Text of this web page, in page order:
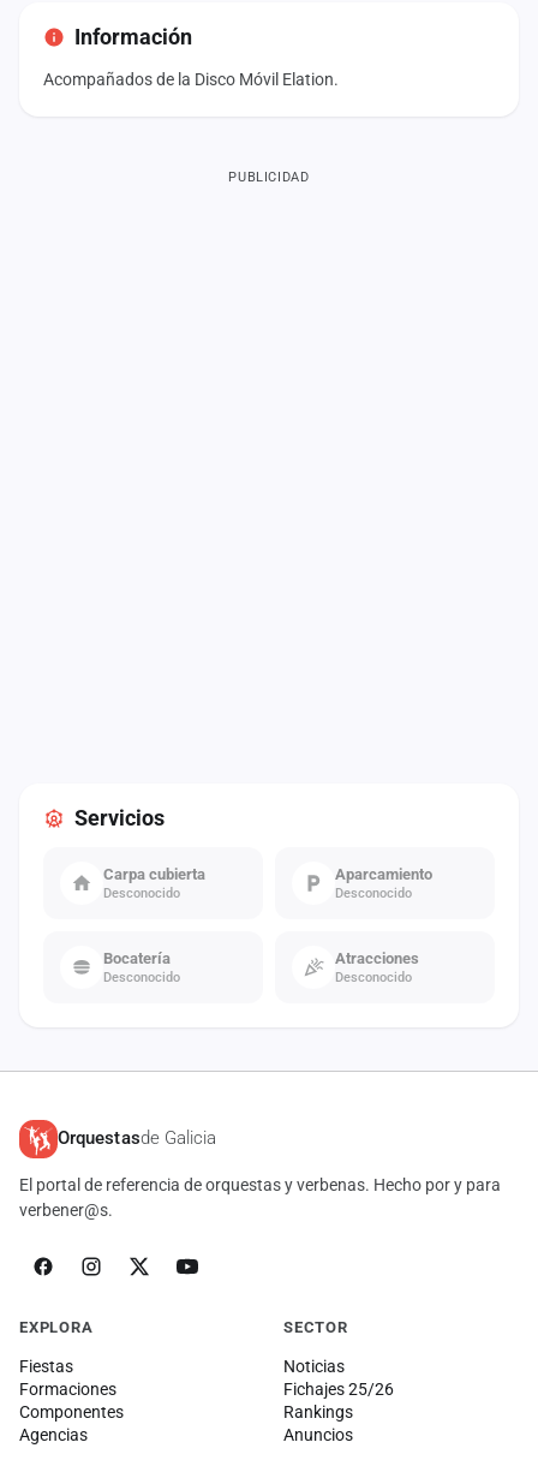
Información
Acompañados de la Disco Móvil Elation.
Servicios
Carpa cubierta
Desconocido
Aparcamiento
Desconocido
Bocatería
Desconocido
Atracciones
Desconocido
PUBLICIDAD
Orquestasde Galicia
El portal de referencia de orquestas y verbenas. Hecho por y para
verbener@s.
EXPLORA
Fiestas
Formaciones
Componentes
Agencias
SECTOR
Noticias
Fichajes 25/26
Rankings
Anuncios